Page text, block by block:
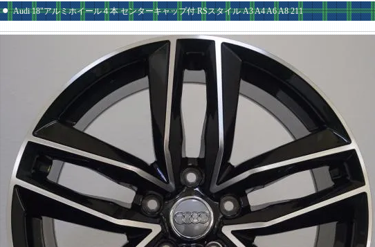
Audi 18"アルミホイール４本 センターキャップ付 RSスタイル A3 A4 A6 A8 211